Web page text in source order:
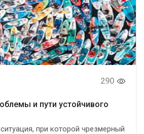
290
и пути устойчивого
при которой чрезмерный